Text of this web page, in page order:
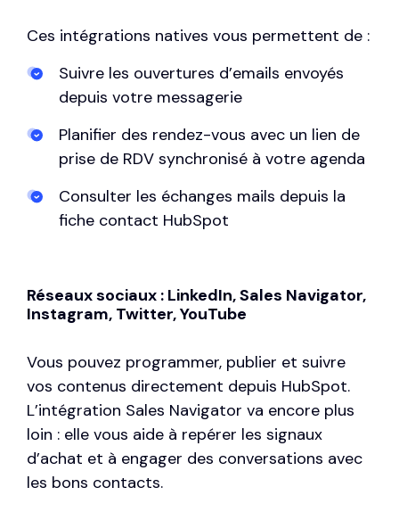
Ces intégrations natives vous permettent de :
Suivre les ouvertures d’emails envoyés
depuis votre messagerie
Planifier des rendez-vous avec un lien de
prise de RDV synchronisé à votre agenda
Consulter les échanges mails depuis la
fiche contact HubSpot
Réseaux sociaux : LinkedIn, Sales Navigator,
Instagram, Twitter, YouTube
Vous pouvez programmer, publier et suivre
vos contenus directement depuis HubSpot.
L’intégration Sales Navigator va encore plus
loin : elle vous aide à repérer les signaux
d’achat et à engager des conversations avec
les bons contacts.